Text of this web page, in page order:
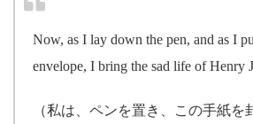
Now, as I lay down the pen, and as I
envelope, I bring the sad life of Henry
（私は、ペンを置き、この手紙を